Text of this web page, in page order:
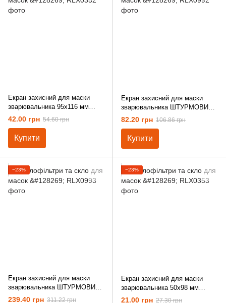
Екран захисний для маски
зварювальника 95х116 мм
полікарбонат
42.00 грн 54.60 грн
Купити
Екран захисний для маски
зварювальника ШТУРМОВИК
69х104мм полікарбонат
82.20 грн 106.86 грн
Купити
−23%
Екран захисний для маски
зварювальника ШТУРМОВИК
(бічний) полікарбонат
239.40 грн 311.22 грн
−23%
Екран захисний для маски
зварювальника 50х98 мм
полікарбонат
21.00 грн 27.30 грн